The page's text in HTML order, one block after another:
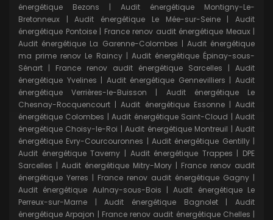
énergétique Bezons | Audit énergétique Montigny-Le-
Bretonneux |Audit énergétique Le Mée-sur-Seine|Audit
énergétique Pontoise | France renov audit énergétique Meaux|
Audit énergétique La Garenne-Colombes | Audit énergétique
ma prime renov Le Raincy| Audit énergétique Épinay-sous-
Sénart | France renov audit énergétique Sarcelles | Audit
énergétique Yvelines | Audit énergétique Gennevilliers |Audit
énergétique Verrières-le-Buisson | Audit énergétique Le
Chesnay-Rocquencourt |Audit énergétique Essonne|Audit
énergétique Colombes |Audit énergétique Saint-Cloud |Audit
énergétique Choisy-le-Roi |Audit énergétique Montreuil |Audit
énergétique Evry-Courcouronnes |Audit énergétique Gentilly|
Audit énergétique Taverny | Audit énergétique Trappes | DPE
Sarcelles | Audit énergétique Mitry-Mory | France renov audit
énergétique Yerres | France renov audit énergétique Gagny |
Audit énergétique Aulnay-sous-Bois |Audit énergétique Le
Perreux-sur-Marne |Audit énergétique Bagnolet|Audit
énergétique Arpajon | France renov audit énergétique Chelles |